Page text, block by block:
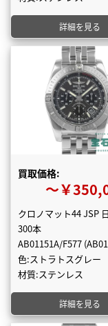
詳細を見る
買取価格:
〜￥
クロノマット44 JSP
300本
AB01151A/F577
色:ストラトスグレー
材質:ステンレス
詳細を見る